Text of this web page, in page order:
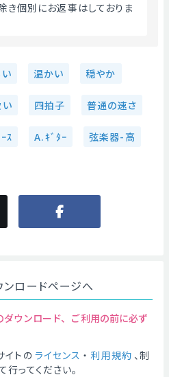
き個別にお返事はしておりま
温かい 穏やか
四拍子 普通の速さ
ｽ A.ｷﾞﾀｰ 弦楽器-高
ンロードページへ
ウンロード、ご利用の前に必ず
トの ライセンス ・ 利用規約 、制
行ってください。